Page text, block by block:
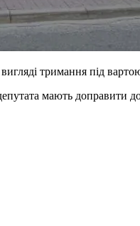
тримання під
мають доправити до